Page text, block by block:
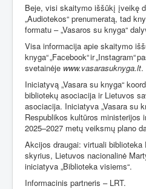
Beje, visi skaitymo iššūkį įveikę
„Audiotekos“ prenumeratą, tad
formatu – „Vasaros su knyga“
Visa informacija apie skaitymo
knyga“ „Facebook“ ir „Instagram“
svetainėje www.vasarasuknyga.lt.
Iniciatyvą „Vasara su knyga“
bibliotekų asociacija ir Lietuvos
asociacija. Iniciatyva „Vasara su
Respublikos kultūros ministerijos
2025–2027 metų veiksmų plano
Akcijos draugai: virtuali
skyrius, Lietuvos nacionalinė
iniciatyva „Biblioteka visiems“.
Informacinis partneris – LRT.